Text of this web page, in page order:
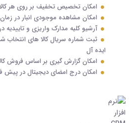
امکان تخصیص تخفیف بر روی هر
امکان مشاهده موجودی انبار در
آرشیو کلیه مدارک واریزی و تاییدیه
ایده آل
امکان گزارش گیری بر اساس فروش
امکان درج امضای دیجیتال در پیش